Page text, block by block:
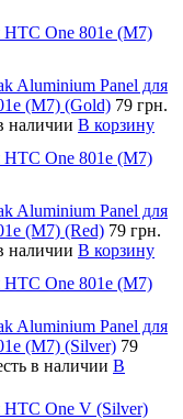
HTC One 801e (M7)
Aluminium Panel для
(M7) (Gold) 79 грн.
наличии В корзину
HTC One 801e (M7)
Aluminium Panel для
(M7) (Red) 79 грн.
наличии В корзину
HTC One 801e (M7)
Aluminium Panel для
(M7) (Silver) 79
в наличии В
HTC One V (Silver)